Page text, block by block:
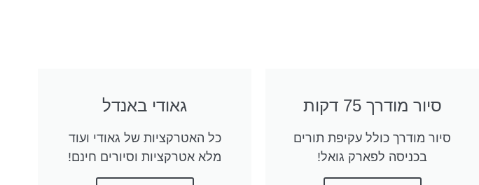
סיור מודרך 75 דקות
סיור מודרך כולל עקיפת תורים
בכניסה לפארק גואל!
גאודי באנדל
כל האטרקציות של גאודי ועוד
מלא אטרקציות וסיורים חינם!